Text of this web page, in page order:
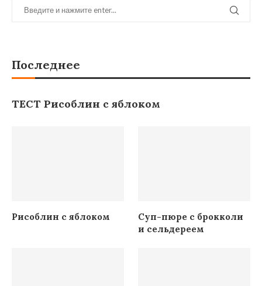
Последнее
ТЕСТ Рисоблин с яблоком
Рисоблин с яблоком
Суп-пюре с брокколи
и сельдереем